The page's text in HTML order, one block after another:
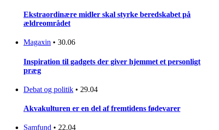
Ekstraordinære midler skal styrke beredskabet på
ældreområdet
Magaxin • 30.06
Inspiration til gadgets der giver hjemmet et personligt
præg
Debat og politik • 29.04
Akvakulturen er en del af fremtidens fødevarer
Samfund • 22.04